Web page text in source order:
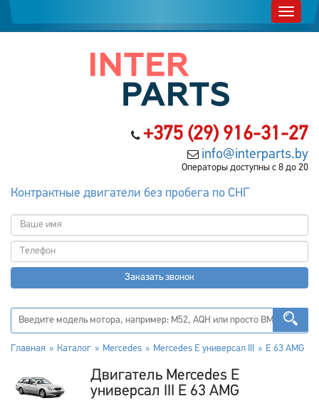
+375 (29) 916-31-27
info@interparts.by
Операторы доступны с 8 до 20
Контрактные двигатели без пробега по СНГ
Заказать звонок
Главная Каталог Mercedes Mercedes E универсал III E 63 AMG
Двигатель Mercedes E
универсал III E 63 AMG